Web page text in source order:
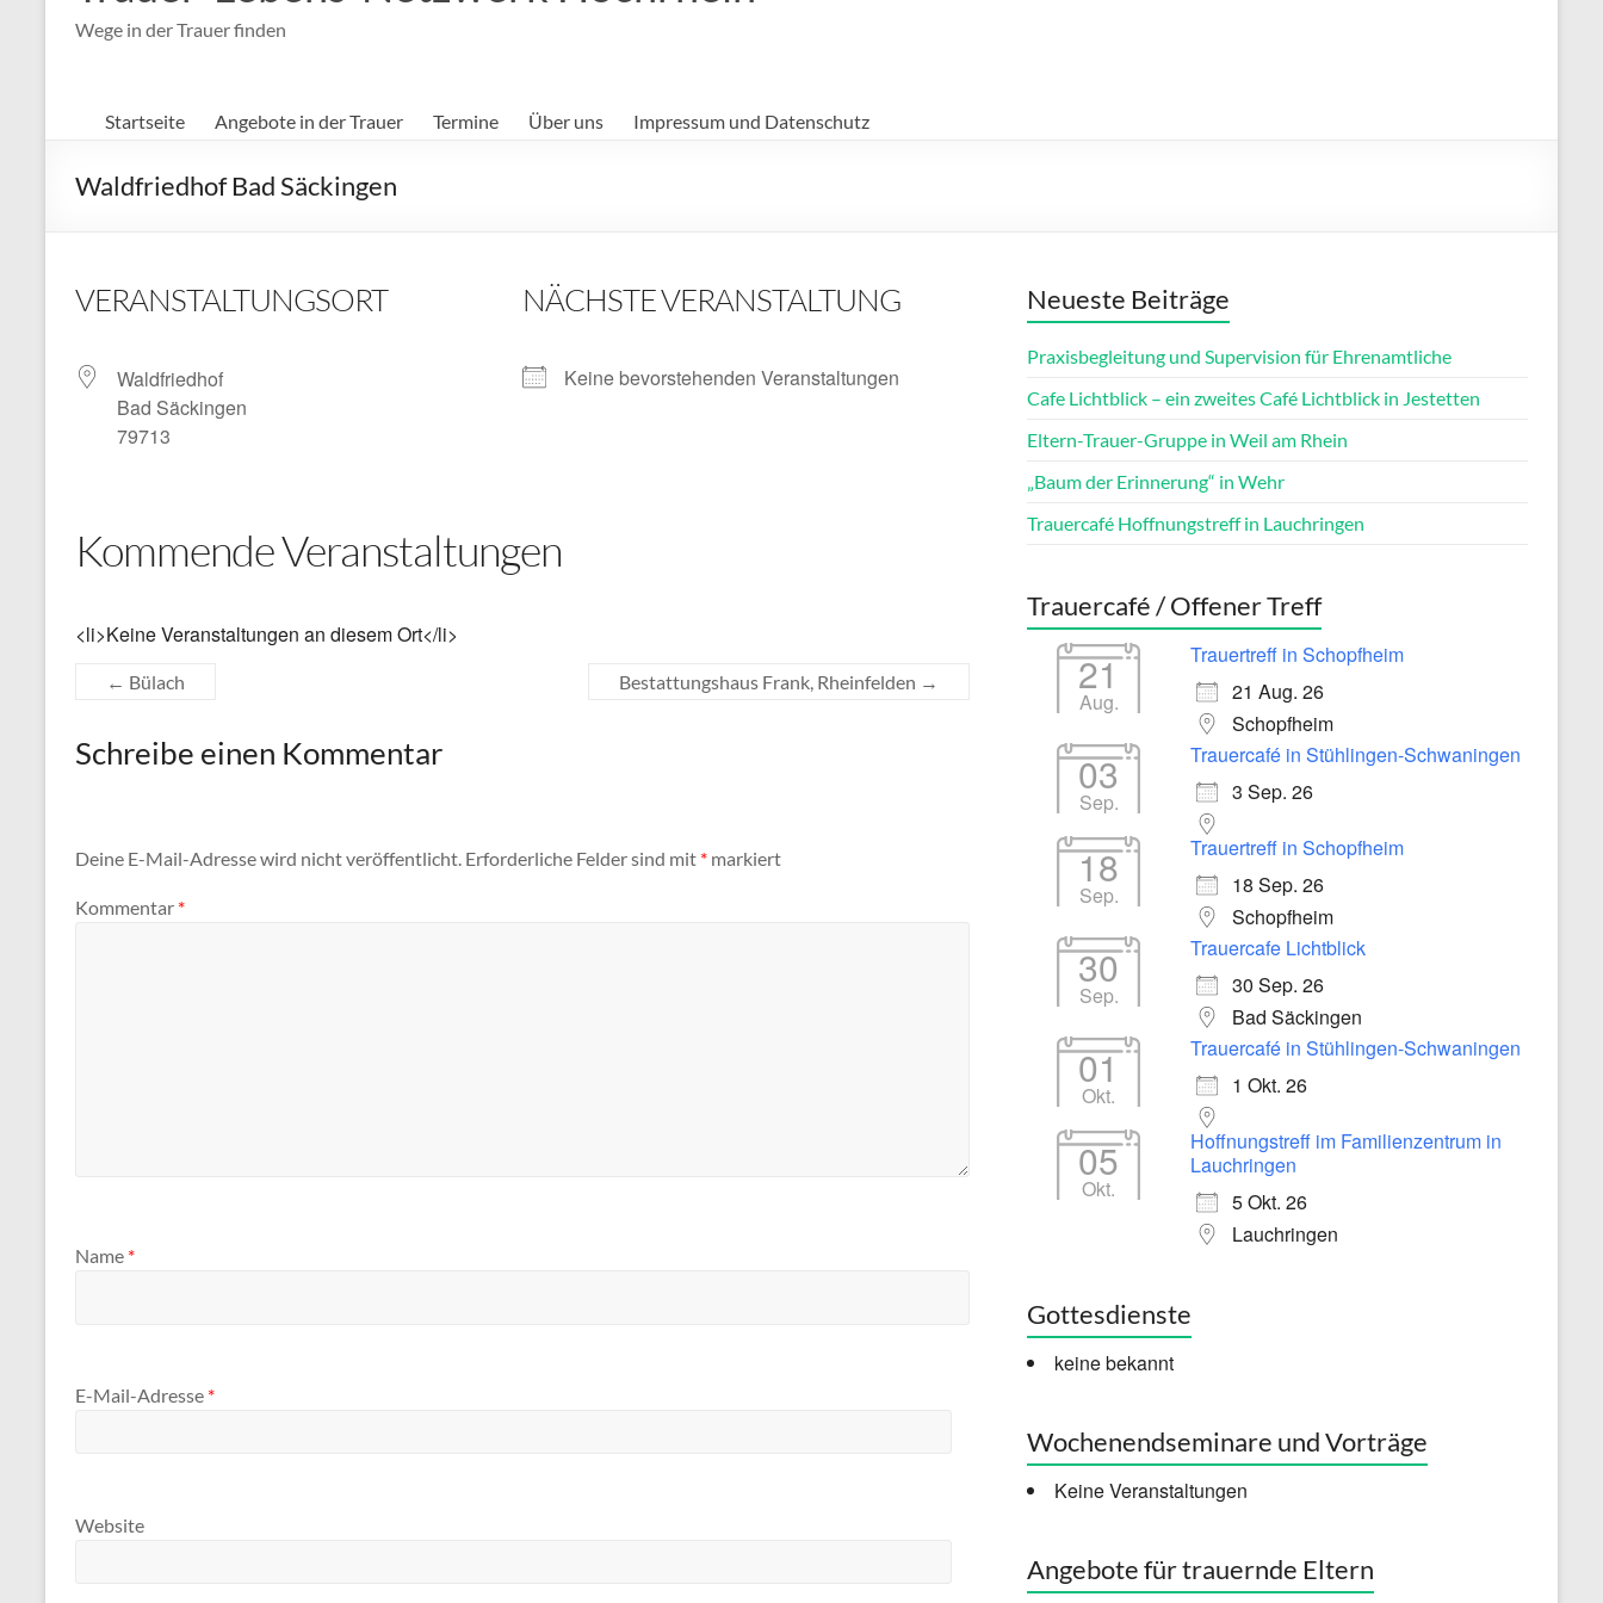
Wege in der Trauer finden
Startseite Angebote in der Trauer Termine Über uns Impressum und Datenschutz
Waldfriedhof Bad Säckingen
VERANSTALTUNGSORT
Waldfriedhof
Bad Säckingen
79713
NÄCHSTE VERANSTALTUNG
Keine bevorstehenden Veranstaltungen
Kommende Veranstaltungen
<li>Keine Veranstaltungen an diesem Ort</li>
← Bülach Bestattungshaus Frank, Rheinfelden →
Schreibe einen Kommentar
Deine E-Mail-Adresse wird nicht veröffentlicht. Erforderliche Felder sind mit * markiert
Kommentar *
Name *
E-Mail-Adresse *
Website
Neueste Beiträge
Praxisbegleitung und Supervision für Ehrenamtliche
Cafe Lichtblick – ein zweites Café Lichtblick in Jestetten
Eltern-Trauer-Gruppe in Weil am Rhein
„Baum der Erinnerung“ in Wehr
Trauercafé Hoffnungstreff in Lauchringen
Trauercafé / Offener Treff
21
Aug.
Trauertreff in Schopfheim
21 Aug. 26
Schopfheim
03
Sep.
Trauercafé in Stühlingen-Schwaningen
3 Sep. 26
18
Sep.
Trauertreff in Schopfheim
18 Sep. 26
Schopfheim
30
Sep.
Trauercafe Lichtblick
30 Sep. 26
Bad Säckingen
01
Okt.
Trauercafé in Stühlingen-Schwaningen
1 Okt. 26
05
Okt.
Hoffnungstreff im Familienzentrum in
Lauchringen
5 Okt. 26
Lauchringen
Gottesdienste
keine bekannt
Wochenendseminare und Vorträge
Keine Veranstaltungen
Angebote für trauernde Eltern